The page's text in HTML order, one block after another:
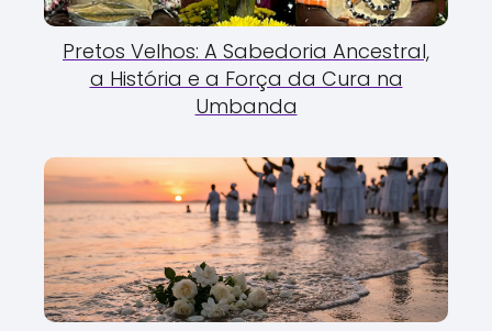
Pretos Velhos: A Sabedoria Ancestral,
a História e a Força da Cura na
Umbanda